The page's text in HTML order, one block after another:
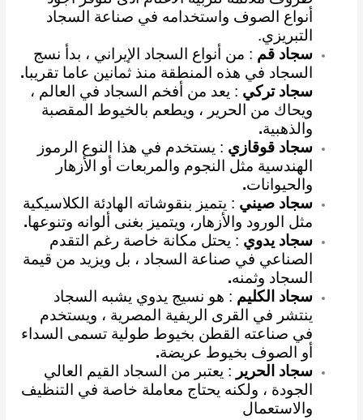
أنواع الصوف واستخدامه في صناعة السجاد
التبريزي.
سجاد قم : من أنواع السجاد الإيراني ، بدأ نسج
السجاد في هذه المنطقة منذ ثمانين عاما تقريبا.
سجاد تركي : يعد من أفخم السجاد في العالم ،
ويحاك من الحرير ، ويطعم بالخيوط المقصبة
والذهبية.
سجاد قوقازي : يستخدم في هذا النوع الرموز
الهندسية مثل النجوم والمربعات أو الأزهار
والحيوانات.
سجاد صيني : يتميز بنقوشاته الهادئة الكلاسيكية
مثل الورود والأزهار، ويتميز بغنى ألوانه وتنوعها.
سجاد يدوي : يحتل مكانة خاصة رغم التقدم
الصناعي في صناعة السجاد ، بل ويزيد من قيمة
السجاد وثمنه.
سجاد الكليم : هو نسيج يدوي يشبه السجاد
ينتشر في القرى الريفية المصرية ، ويستخدم
في صناعته القطن بخيوط طولية تسمى السداء
أو الصوف بخيوط عريضة.
سجاد الحرير : يعتبر من السجاد القيم العالي
الجودة ، ولكنه يحتاج معاملة خاصة في التنظيف
والاستعمال